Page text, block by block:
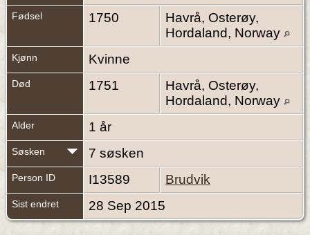
Fødsel 1750
Havrå, Osterøy,
Hordaland, Norway
Kjønn Kvinne
Død 1751
Havrå, Osterøy,
Hordaland, Norway
Alder 1 år
Søsken 7 søsken
Person ID I13589 Brudvik
Sist endret 28 Sep 2015